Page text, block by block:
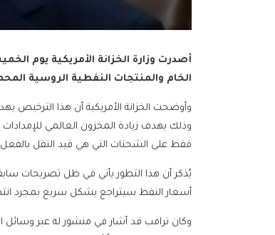
أصدرت وزارة الخزانة الأمريكية يوم
الخام والمنتجات النفطية الروسية
وأوضحت الخزانة الأمريكية أن هذا الترخيص
وذلك بهدف زيادة المخزون العالمي
فقط على الشحنات التي هي قيد النقل بالفعل
يُذكر أن هذا التطور يأتي في ظل تصريحات سابقة
أسعار النفط سيتراجع بشكل سريع بمجرد
وكان ترامب قد أشار في منشور له عبر وسائل